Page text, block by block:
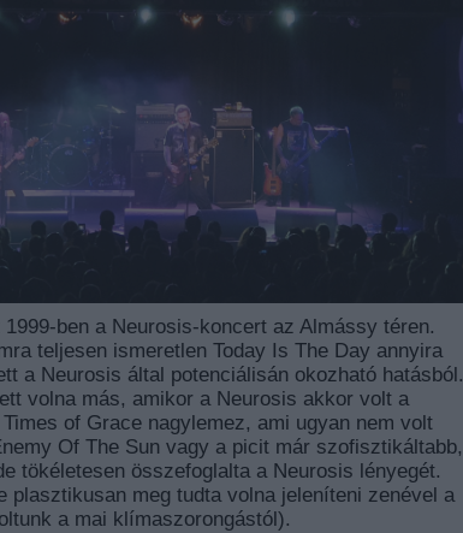
ben a Neurosis-koncert az Almássy téren.
teljesen ismeretlen Today Is The Day annyira
a Neurosis által potenciálisán okozható hatásból.
volna más, amikor a Neurosis akkor volt a
of Grace nagylemez, ami ugyan nem volt
Of The Sun vagy a picit már szofisztikáltabb,
tökéletesen összefoglalta a Neurosis lényegét.
plasztikusan meg tudta volna jeleníteni zenével a
a mai klímaszorongástól).